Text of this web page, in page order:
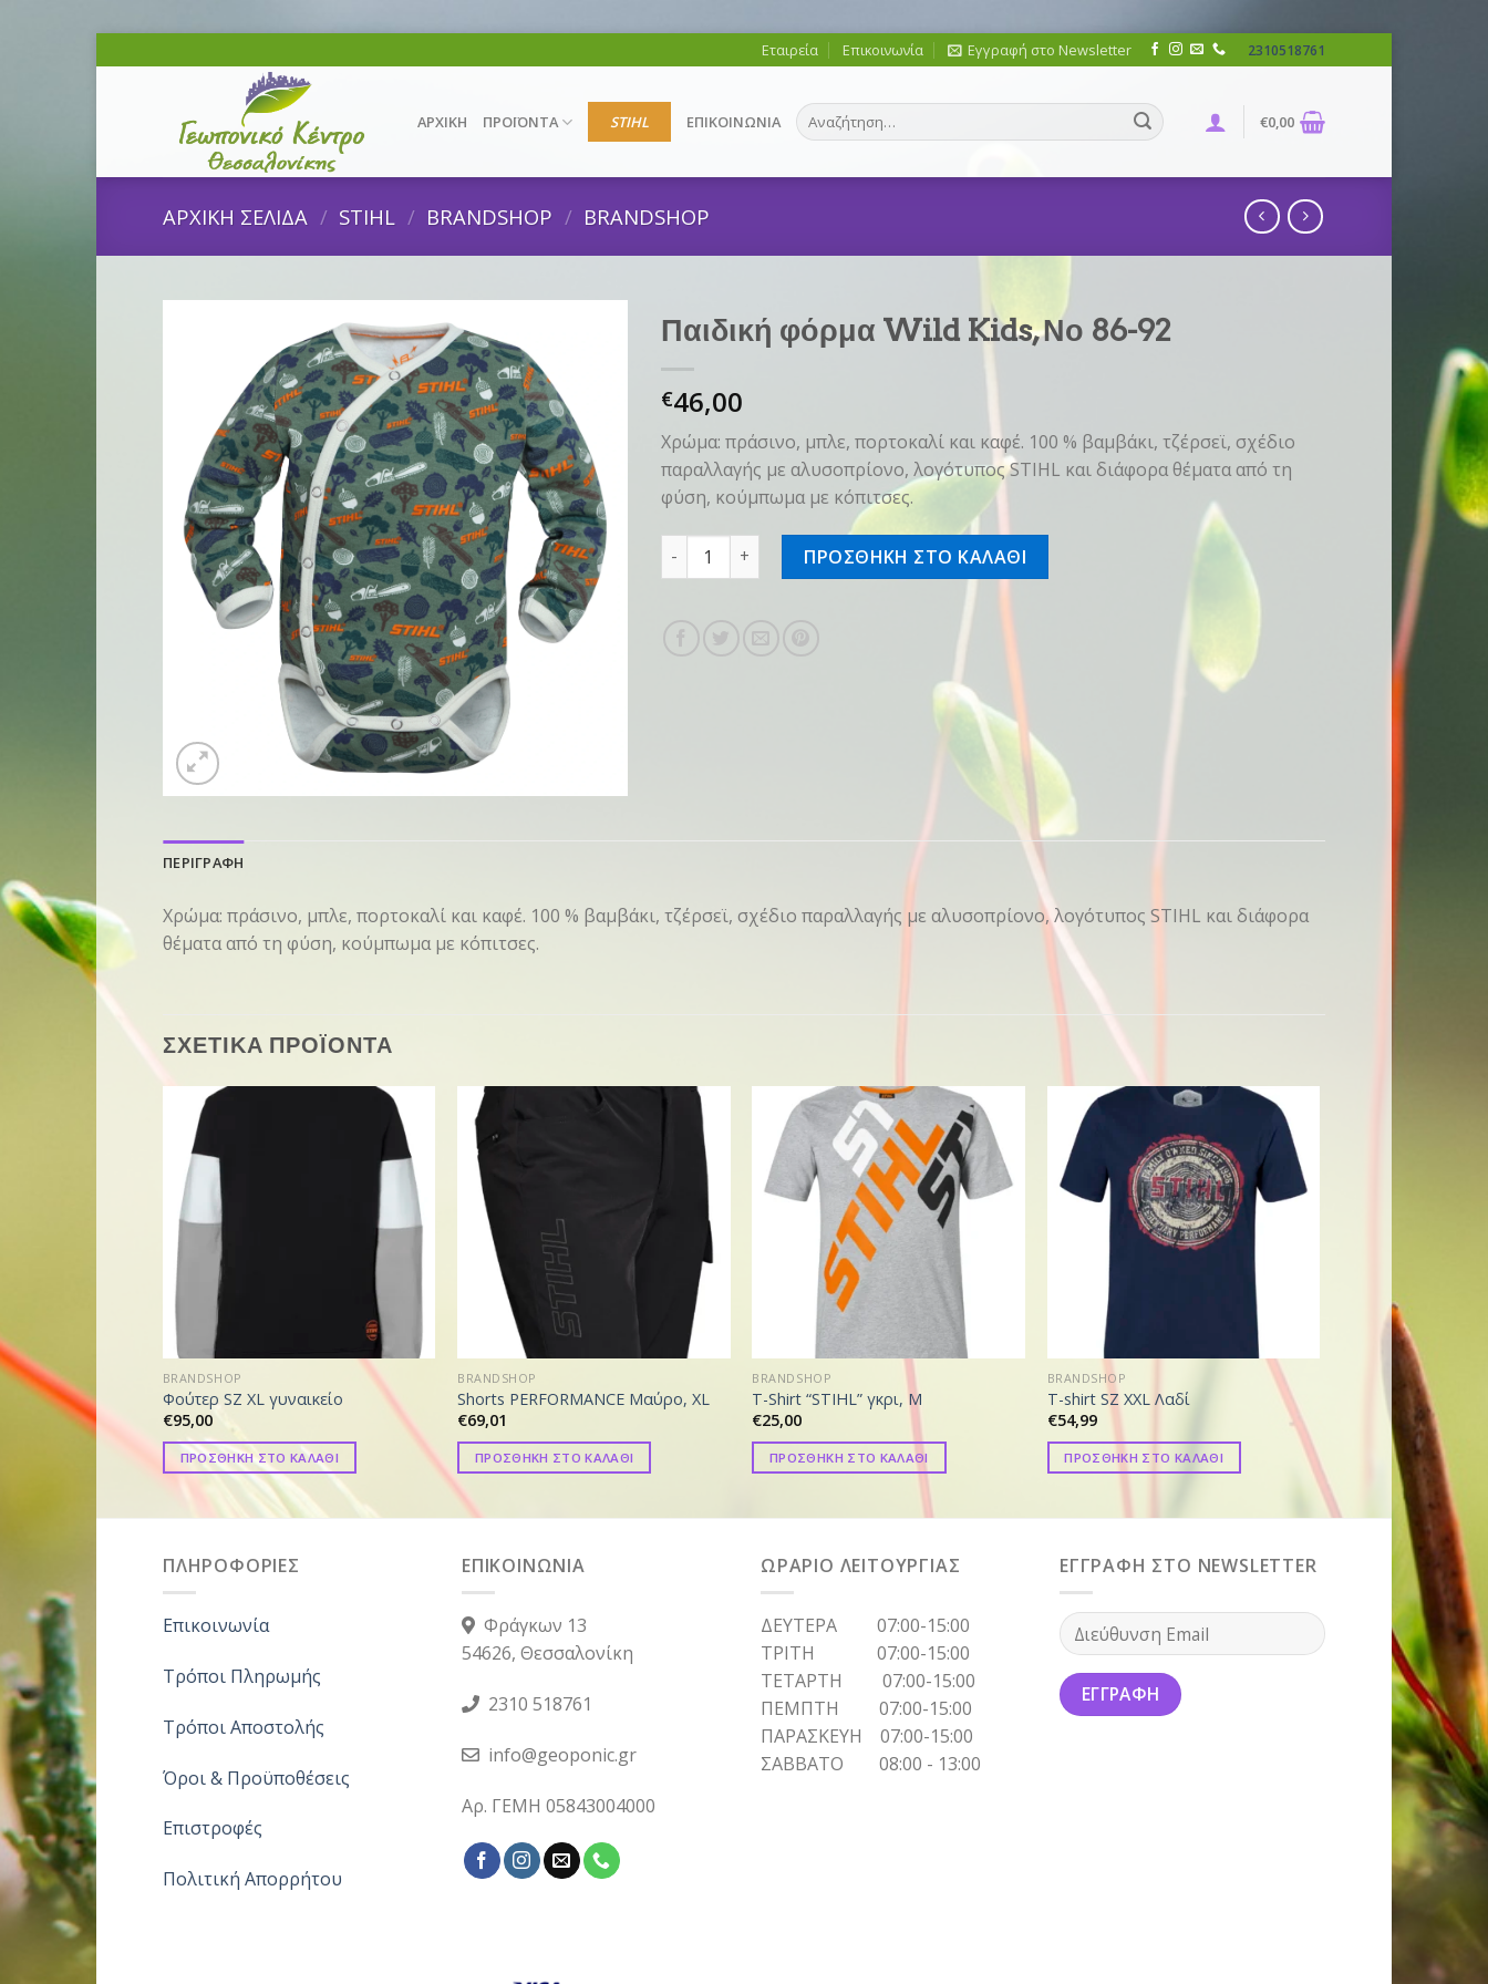
to
Εταιρεία Επικοινωνία Εγγραφή στο Newsletter 2310518761
ΑΡΧΙΚΗ ΠΡΟΪΟΝΤΑ STIHL ΕΠΙΚΟΙΝΩΝΙΑ
Αναζήτηση
για:
€0,00
ΑΡΧΙΚΗ ΣΕΛΙΔΑ / STIHL / BRANDSHOP / BRANDSHOP
Παιδική φόρμα Wild Kids, Νο 86-92
€46,00
Χρώμα: πράσινο, μπλε, πορτοκαλί και καφέ. 100 % βαμβάκι, τζέρσεϊ, σχέδιο
παραλλαγής με αλυσοπρίονο, λογότυπος STIHL και διάφορα θέματα από τη
φύση, κούμπωμα με κόπιτσες.
Παιδική φόρμα Wild Kids, Νο 86-92 ποσότητα
ΠΡΟΣΘΗΚΗ ΣΤΟ ΚΑΛΑΘΙ
ΠΕΡΙΓΡΑΦΗ
Χρώμα: πράσινο, μπλε, πορτοκαλί και καφέ. 100 % βαμβάκι, τζέρσεϊ, σχέδιο παραλλαγής με αλυσοπρίονο, λογότυπος STIHL και διάφορα
θέματα από τη φύση, κούμπωμα με κόπιτσες.
ΣΧΕΤΙΚΑ ΠΡΟΪΟΝΤΑ
BRANDSHOP
Φούτερ SZ XL γυναικείο
€95,00
ΠΡΟΣΘΗΚΗ ΣΤΟ ΚΑΛΑΘΙ
BRANDSHOP
Shorts PERFORMANCE Μαύρο, XL
€69,01
ΠΡΟΣΘΗΚΗ ΣΤΟ ΚΑΛΑΘΙ
BRANDSHOP
T-Shirt “STIHL” γκρι, M
€25,00
ΠΡΟΣΘΗΚΗ ΣΤΟ ΚΑΛΑΘΙ
BRANDSHOP
T-shirt SZ XXL Λαδί
€54,99
ΠΡΟΣΘΗΚΗ ΣΤΟ ΚΑΛΑΘΙ
BRANDSHOP
Shorts
69,01
ΠΡΟΣΘΗΚΗ ΣΤΟ
ΠΛΗΡΟΦΟΡΙΕΣ
Επικοινωνία
Τρόποι Πληρωμής
Τρόποι Αποστολής
Όροι & Προϋποθέσεις
Επιστροφές
Πολιτική Απορρήτου
ΕΠΙΚΟΙΝΩΝΙΑ
Φράγκων 13
54626, Θεσσαλονίκη
2310 518761
info@geoponic.gr
Αρ. ΓΕΜΗ 05843004000
ΩΡΑΡΙΟ ΛΕΙΤΟΥΡΓΙΑΣ
ΔΕΥΤΕΡΑ 07:00-15:00
ΤΡΙΤΗ 07:00-15:00
ΤΕΤΑΡΤΗ 07:00-15:00
ΠΕΜΠΤΗ 07:00-15:00
ΠΑΡΑΣΚΕΥΗ 07:00-15:00
ΣΑΒΒΑΤΟ 08:00 - 13:00
ΕΓΓΡΑΦΗ ΣΤΟ NEWSLETTER